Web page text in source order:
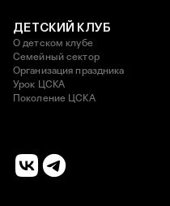
ДЕТСКИЙ КЛУБ
О детском клубе
Семейный сектор
Организация праздника
Урок ЦСКА
Поколение ЦСКА